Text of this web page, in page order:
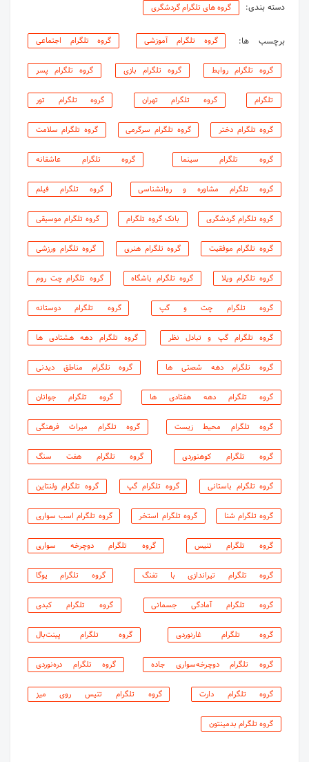
دسته بندی: گروه های تلگرام گردشگری
برچسب ها: گروه تلگرام آموزشی گروه تلگرام اجتماعی
گروه تلگرام روابط گروه تلگرام بازی گروه تلگرام پسر
تلگرام گروه تلگرام تهران گروه تلگرام تور
گروه تلگرام دختر گروه تلگرام سرگرمی گروه تلگرام سلامت
گروه تلگرام سینما گروه تلگرام عاشقانه
گروه تلگرام مشاوره و روانشناسی گروه تلگرام فیلم
گروه تلگرام گردشگری بانک گروه تلگرام گروه تلگرام موسیقی
گروه تلگرام موفقیت گروه تلگرام هنری گروه تلگرام ورزشی
گروه تلگرام ویلا گروه تلگرام باشگاه گروه تلگرام چت روم
گروه تلگرام چت و گپ گروه تلگرام دوستانه
گروه تلگرام گپ و تبادل نظر گروه تلگرام دهه هشتادی ها
گروه تلگرام دهه شصتی ها‬‎ گروه تلگرام مناطق دیدنی
گروه تلگرام دهه هفتادی ها گروه تلگرام جوانان
گروه تلگرام محیط زیست گروه تلگرام میراث فرهنگی
گروه تلگرام کوهنوردی گروه تلگرام هفت سنگ
گروه تلگرام باستانی گروه تلگرام گپ گروه تلگرام ولنتاین
گروه تلگرام شنا گروه تلگرام استخر گروه تلگرام اسب سواری
گروه تلگرام تنیس گروه تلگرام دوچرخه سواری
گروه تلگرام تیراندازی با تفنگ گروه تلگرام یوگا
گروه تلگرام آمادگی جسمانی گروه تلگرام کبدی
گروه تلگرام غارنوردی گروه تلگرام پینت‌بال
گروه تلگرام دوچرخه‌سواری جاده‌ گروه تلگرام دره‌نوردی
گروه تلگرام دارت گروه تلگرام تنیس روی میز
گروه تلگرام بدمینتون